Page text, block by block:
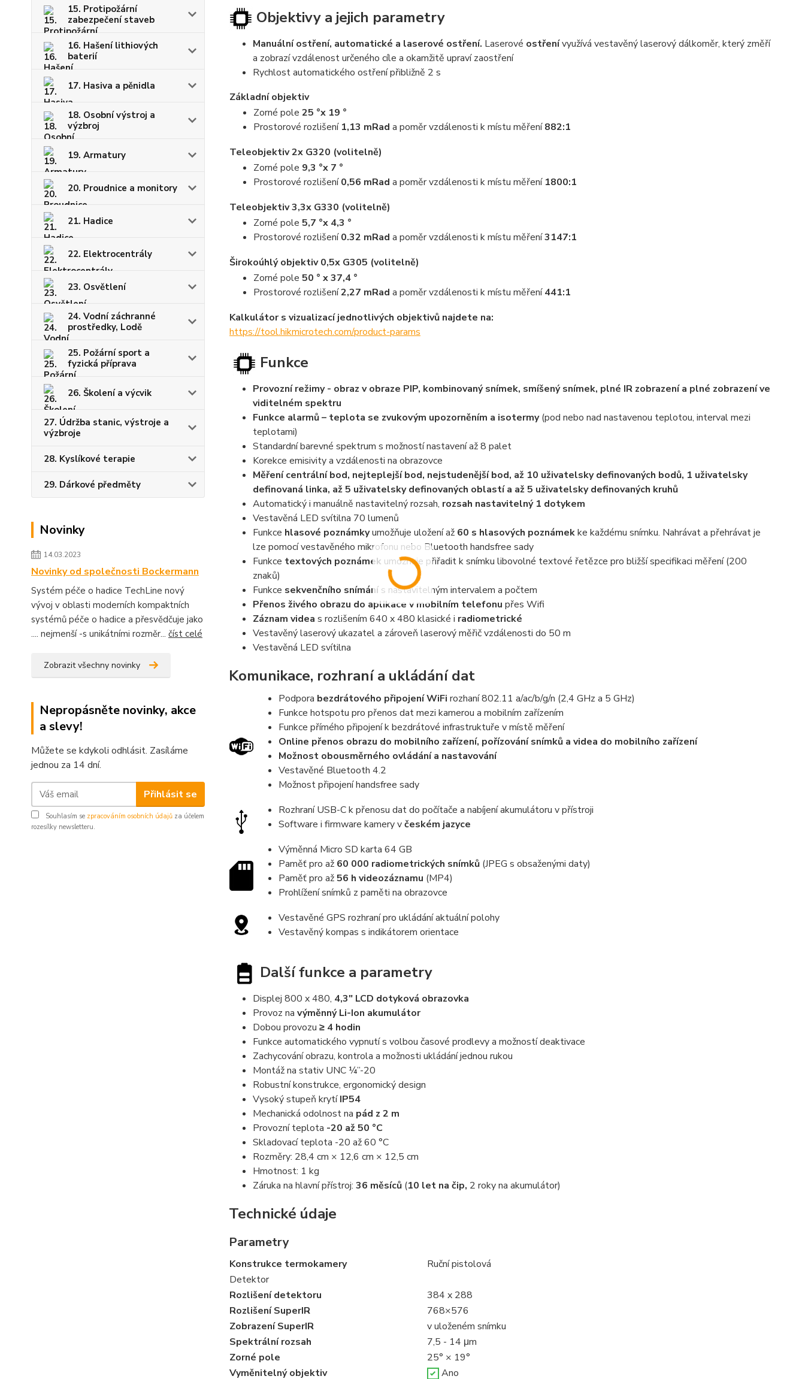
15. Protipožární
zabezpečení staveb
16. Hašení lithiových
baterií
17. Hasiva a pěnidla
18. Osobní výstroj a
výzbroj
19. Armatury
20. Proudnice a monitory
21. Hadice
22. Elektrocentrály
23. Osvětlení
24. Vodní záchranné
prostředky, Lodě
25. Požární sport a
fyzická příprava
26. Školení a výcvik
27. Údržba stanic, výstroje a
výzbroje
28. Kyslíkové terapie
29. Dárkové předměty
Novinky
14.03.2023
Novinky od společnosti Bockermann
Systém péče o hadice TechLine nový
vývoj v oblasti moderních kompaktních
systémů péče o hadice a přesvědčuje jako
.... nejmenší -s unikátními rozměr... číst celé
Zobrazit všechny novinky
Nepropásněte novinky, akce
a slevy!
Můžete se kdykoli odhlásit. Zasíláme
jednou za 14 dní.
Přihlásit se
Souhlasím se zpracováním osobních údajů za účelem
rozesílky newsletteru.
Objektivy a jejich parametry
Manuální ostření, automatické a laserové ostření. Laserové ostřenívyužívá vestavěný laserový dálkoměr, který změří
a zobrazí vzdálenost určeného cíle a okamžitě upraví zaostření
Rychlost automatického ostření přibližně 2 s
Základní objektiv
Zorné pole 25 °x 19 °
Prostorové rozlišení1,13 mRad a poměr vzdálenosti k místu měření882:1
Teleobjektiv 2x G320 (volitelně)
Zorné pole 9,3 °x 7 °
Prostorové rozlišení0,56 mRad a poměr vzdálenosti k místu měření 1800:1
Teleobjektiv 3,3x G330 (volitelně)
Zorné pole 5,7 °x 4,3 °
Prostorové rozlišení0.32 mRad a poměr vzdálenosti k místu měření3147:1
Širokoúhlý objektiv 0,5x G305 (volitelně)
Zorné pole 50 ° x 37,4 °
Prostorové rozlišení2,27 mRad a poměr vzdálenosti k místu měření441:1
Kalkulátor s vizualizací jednotlivých objektivů najdete na:
https://tool.hikmicrotech.com/product-params
Funkce
Provozní režimy - obraz v obraze PIP, kombinovaný snímek, smíšený snímek, plné IR zobrazení a plné zobrazení ve
viditelném spektru
Funkce alarmů – teplota se zvukovým upozorněním a isotermy(pod nebo nad nastavenou teplotou, interval mezi
teplotami)
Standardní barevné spektrum s možností nastavení až 8 palet
Korekce emisivity a vzdálenosti na obrazovce
Měření centrální bod, nejteplejší bod, nejstudenější bod, až 10 uživatelsky definovaných bodů, 1 uživatelsky
definovaná linka, až 5 uživatelsky definovaných oblastí a až 5 uživatelsky definovaných kruhů
Automatický i manuálně nastavitelný rozsah, rozsah nastavitelný 1 dotykem
Vestavěná LED svítilna 70 lumenů
Funkce hlasové poznámkyumožňuje uložení až60 s hlasových poznámekke každému snímku. Nahrávat a přehrávat je
lze pomocí vestavěného mikrofonu nebo Bluetooth handsfree sady
Funkce textových poznámek umožňuje přiřadit k snímku libovolné textové řetězce pro bližší specifikaci měření (200
znaků)
Funkce sekvenčního snímánís nastavitelným intervalem a počtem
Přenos živého obrazu do aplikace v mobilním telefonu přes Wifi
Záznam videa s rozlišením 640 x 480 klasické i radiometrické
Vestavěný laserový ukazatel a zároveň laserový měřič vzdálenosti do 50 m
Vestavěná LED svítilna
Komunikace, rozhraní a ukládání dat
Podpora bezdrátového připojení WiFi rozhaní 802.11 a/ac/b/g/n (2,4 GHz a 5 GHz)
Funkce hotspotu pro přenos dat mezi kamerou a mobilním zařízením
Funkce přímého připojení k bezdrátové infrastruktuře v místě měření
Online přenos obrazu do mobilního zařízení, pořízování snímků a videa do mobilního zařízení
Možnost obousměrného ovládání a nastavování
Vestavěné Bluetooth 4.2
Možnost připojení handsfree sady
Rozhraní USB-C k přenosu dat do počítače a nabíjení akumulátoru v přístroji
Software i firmware kamery včeském jazyce
Výměnná Micro SD karta 64 GB
Paměť pro až 60 000 radiometrických snímků(JPEG s obsaženými daty)
Paměť pro až56 h videozáznamu (MP4)
Prohlížení snímků z paměti na obrazovce
Vestavěné GPS rozhraní pro ukládání aktuální polohy
Vestavěný kompas s indikátorem orientace
Další funkce a parametry
Displej 800 x 480, 4,3" LCD dotyková obrazovka
Provoz na výměnný Li-Ion akumulátor
Dobou provozu ≥ 4 hodin
Funkce automatického vypnutí s volbou časové prodlevy a možností deaktivace
Zachycování obrazu, kontrola a možnosti ukládání jednou rukou
Montáž na stativ UNC ¼”-20
Robustní konstrukce, ergonomický design
Vysoký stupeň krytíIP54
Mechanická odolnost na pád z 2 m
Provozní teplota -20 až 50 °C
Skladovací teplota -20 až 60 °C
Rozměry: 28,4 cm × 12,6 cm × 12,5 cm
Hmotnost: 1 kg
Záruka na hlavní přístroj: 36 měsíců (10 let na čip, 2 roky na akumulátor)
Technické údaje
Parametry
Konstrukce termokamery
Ruční pistolová
Detektor
Rozlišení detektoru
384 x 288
Rozlišení SuperIR
768×576
Zobrazení SuperIR
v uloženém snímku
Spektrální rozsah
7,5 - 14 μm
Zorné pole
25° × 19°
Vyměnitelný objektiv
Ano